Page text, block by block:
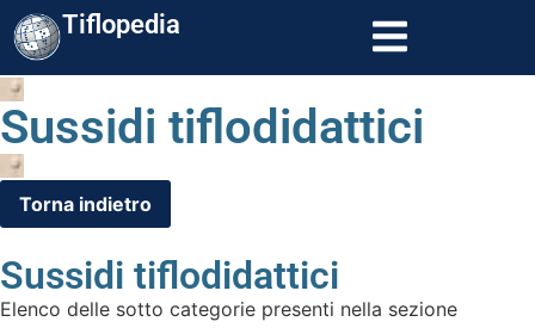
Tiflopedia
Sussidi tiflodidattici
Sussidi tiflodidattici
Elenco delle sotto categorie presenti nella sezione